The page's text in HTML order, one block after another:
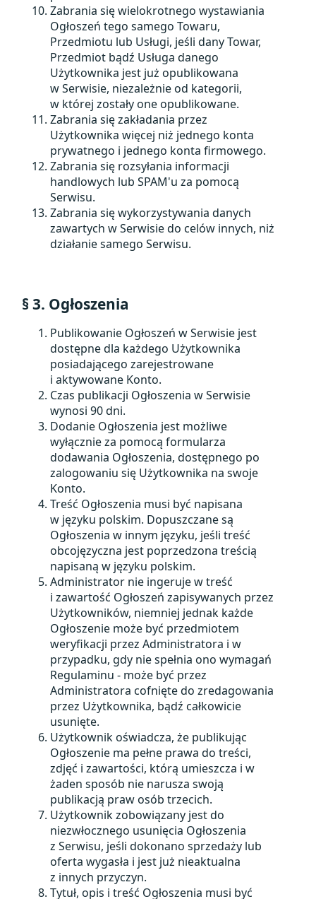
Zabrania się wielokrotnego wystawiania
Ogłoszeń tego samego Towaru,
Przedmiotu lub Usługi, jeśli dany Towar,
Przedmiot bądź Usługa danego
Użytkownika jest już opublikowana
w Serwisie, niezależnie od kategorii,
w której zostały one opublikowane.
Zabrania się zakładania przez
Użytkownika więcej niż jednego konta
prywatnego i jednego konta firmowego.
Zabrania się rozsyłania informacji
handlowych lub SPAM'u za pomocą
Serwisu.
Zabrania się wykorzystywania danych
zawartych w Serwisie do celów innych, niż
działanie samego Serwisu.
§ 3. Ogłoszenia
Publikowanie Ogłoszeń w Serwisie jest
dostępne dla każdego Użytkownika
posiadającego zarejestrowane
i aktywowane Konto.
Czas publikacji Ogłoszenia w Serwisie
wynosi 90 dni.
Dodanie Ogłoszenia jest możliwe
wyłącznie za pomocą formularza
dodawania Ogłoszenia, dostępnego po
zalogowaniu się Użytkownika na swoje
Konto.
Treść Ogłoszenia musi być napisana
w języku polskim. Dopuszczane są
Ogłoszenia w innym języku, jeśli treść
obcojęzyczna jest poprzedzona treścią
napisaną w języku polskim.
Administrator nie ingeruje w treść
i zawartość Ogłoszeń zapisywanych przez
Użytkowników, niemniej jednak każde
Ogłoszenie może być przedmiotem
weryfikacji przez Administratora i w
przypadku, gdy nie spełnia ono wymagań
Regulaminu - może być przez
Administratora cofnięte do zredagowania
przez Użytkownika, bądź całkowicie
usunięte.
Użytkownik oświadcza, że publikując
Ogłoszenie ma pełne prawa do treści,
zdjęć i zawartości, którą umieszcza i w
żaden sposób nie narusza swoją
publikacją praw osób trzecich.
Użytkownik zobowiązany jest do
niezwłocznego usunięcia Ogłoszenia
z Serwisu, jeśli dokonano sprzedaży lub
oferta wygasła i jest już nieaktualna
z innych przyczyn.
Tytuł, opis i treść Ogłoszenia musi być